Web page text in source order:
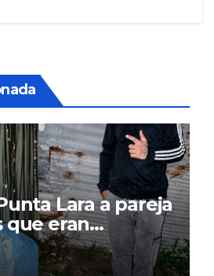
Lara a pareja
que eran
buscados en